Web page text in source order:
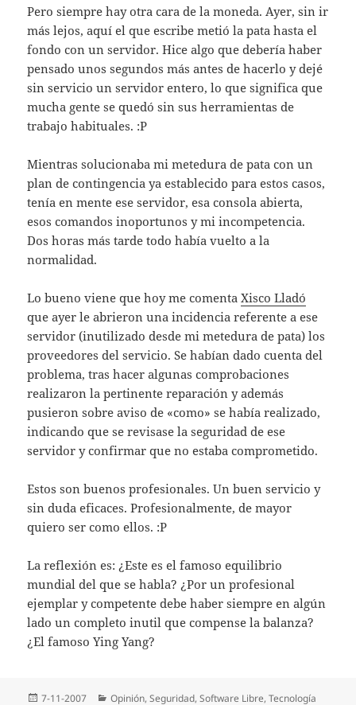
Pero siempre hay otra cara de la moneda. Ayer, sin ir
más lejos, aquí­ el que escribe metió la pata hasta el
fondo con un servidor. Hice algo que deberí­a haber
pensado unos segundos más antes de hacerlo y dejé
sin servicio un servidor entero, lo que significa que
mucha gente se quedó sin sus herramientas de
trabajo habituales. :P
Mientras solucionaba mi metedura de pata con un
plan de contingencia ya establecido para estos casos,
tení­a en mente ese servidor, esa consola abierta,
esos comandos inoportunos y mi incompetencia.
Dos horas más tarde todo habí­a vuelto a la
normalidad.
Lo bueno viene que hoy me comentaXisco Lladó
que ayer le abrieron una incidencia referente a ese
servidor (inutilizado desde mi metedura de pata) los
proveedores del servicio. Se habí­an dado cuenta del
problema, tras hacer algunas comprobaciones
realizaron la pertinente reparación y además
pusieron sobre aviso de «como» se habí­a realizado,
indicando que se revisase la seguridad de ese
servidor y confirmar que no estaba comprometido.
Estos son buenos profesionales. Un buen servicio y
sin duda eficaces. Profesionalmente, de mayor
quiero ser como ellos. :P
La reflexión es: ¿Este es el famoso equilibrio
mundial del que se habla? ¿Por un profesional
ejemplar y competente debe haber siempre en algún
lado un completo inutil que compense la balanza?
¿El famoso Ying Yang?
Publicado
7-11-2007 Categorías
Opinión,Seguridad,Software Libre,Tecnologí­a